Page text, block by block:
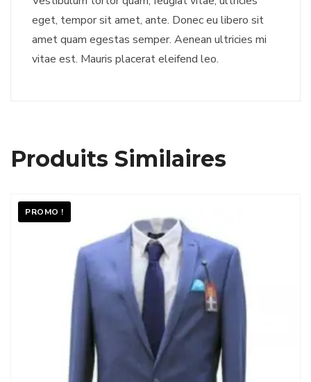
eget, tempor sit amet, ante. Donec eu libero sit
amet quam egestas semper. Aenean ultricies mi
vitae est. Mauris placerat eleifend leo.
Produits Similaires
PROMO !